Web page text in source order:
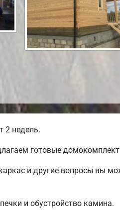
2 недель.
готовые
и другие вопросы вы
и обустройство камина.